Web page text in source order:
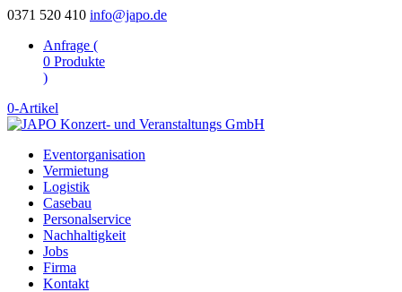
0371 520 410 info@japo.de
Anfrage (
0 Produkte
)
0-Artikel
Eventorganisation
Vermietung
Logistik
Casebau
Personalservice
Nachhaltigkeit
Jobs
Firma
Kontakt